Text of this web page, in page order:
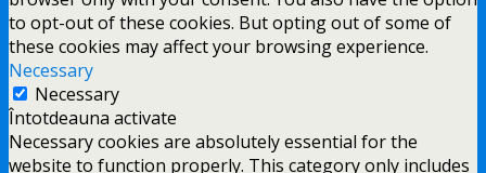
to opt-out of these cookies. But opting out of some of
these cookies may affect your browsing experience.
Necessary
Necessary
Întotdeauna activate
Necessary cookies are absolutely essential for the
website to function properly. This category only includes